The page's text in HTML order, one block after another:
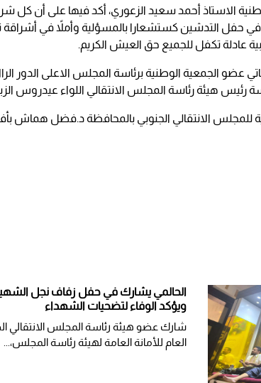
الاستاذ أحمد سعيد الزعوري، أكد فيها على أن كل
في حفل التدشين كستشعارا بالمسؤلية وأملاً في أشراقة
تكفل للجميع حق العيش الكريم.
عضو الجمعية الوطنية برئاسة المجلس الاعلى الدور
رئيس هيئة رئاسة المجلس الانتقالي اللواء عيدروس
الانتقالي الجنوبي بالمحافظة د.فضل هماش
الحالمي يشارك في حفل زفاف نجل
ويؤكد الوفاء لتضحيات الشهداء
شارك عضو هيئة رئاسة المجلس الانتقالي
العام للأمانة العامة لهيئة رئاسة المجلس،...